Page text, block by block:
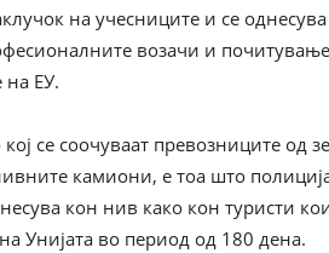
на учесниците и се
возачи и
на ЕУ.
се соочуваат превозниците од
камиони, е тоа што
кон нив како кон туристи
Унијата во период од 180 дена.